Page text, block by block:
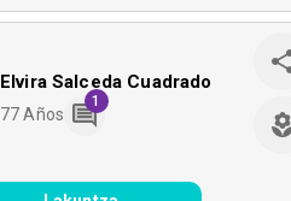
Elvira Salceda Cuadrado
77 Años
1